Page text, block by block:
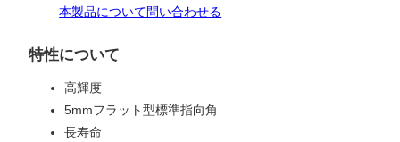
本製品について問い合わせる
特性について
高輝度
5mmフラット型標準指向角
長寿命